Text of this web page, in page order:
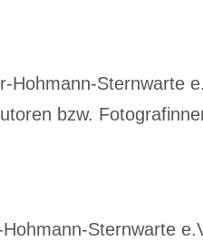
Hohmann-Sternwarte
bzw.
Sternwarte